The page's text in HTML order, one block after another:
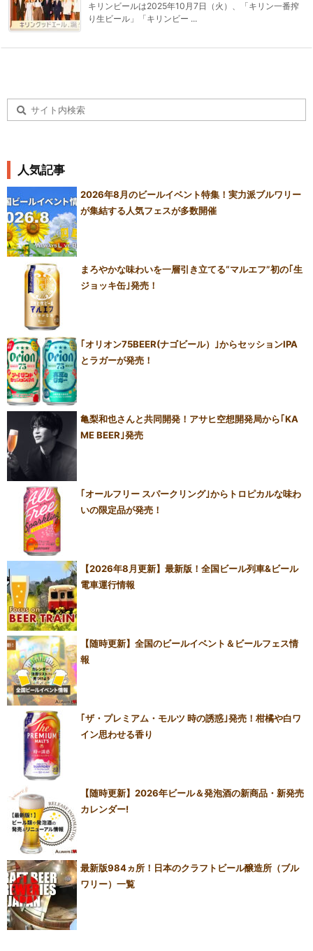
キリンビールは2025年10月7日（火）、「キリン一番搾
り生ビール」「キリンビー ...
人気記事
2026年8月のビールイベント特集！実力派ブルワリー
が集結する人気フェスが多数開催
まろやかな味わいを一層引き立てる“マルエフ”初の｢生
ジョッキ缶｣発売！
｢オリオン75BEER(ナゴビール）｣からセッションIPA
とラガーが発売！
亀梨和也さんと共同開発！アサヒ空想開発局から｢KA
ME BEER｣発売
｢オールフリー スパークリング｣からトロピカルな味わ
いの限定品が発売！
【2026年8月更新】最新版！全国ビール列車&ビール
電車運行情報
【随時更新】全国のビールイベント＆ビールフェス情
報
｢ザ・プレミアム・モルツ 時の誘惑｣発売！柑橘や白ワ
イン思わせる香り
【随時更新】2026年ビール＆発泡酒の新商品・新発売
カレンダー!
最新版984ヵ所！日本のクラフトビール醸造所（ブル
ワリー）一覧